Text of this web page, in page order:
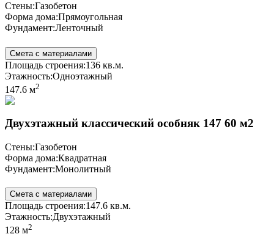
Стены:Газобетон
Форма дома:Прямоугольная
Фундамент:Ленточный
Смета с материалами
Площадь строения:136 кв.м.
Этажность:Одноэтажный
147.6 м2
Двухэтажный классический особняк 147 60 м2
Стены:Газобетон
Форма дома:Квадратная
Фундамент:Монолитный
Смета с материалами
Площадь строения:147.6 кв.м.
Этажность:Двухэтажный
128 м2